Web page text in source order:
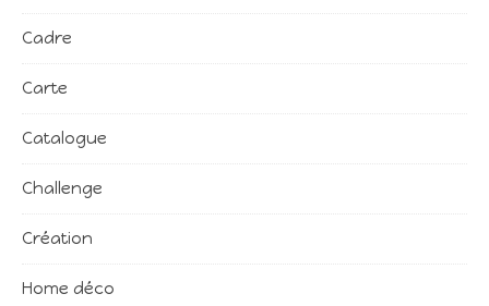
Cadre
Carte
Catalogue
Challenge
Création
Home déco